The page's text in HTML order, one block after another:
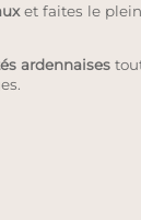
et faites le plein
ardennaises